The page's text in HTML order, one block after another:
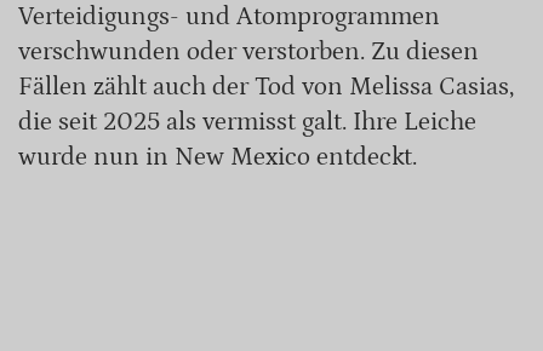
Verteidigungs- und Atomprogrammen
verschwunden oder verstorben. Zu diesen
Fällen zählt auch der Tod von Melissa Casias,
die seit 2025 als vermisst galt. Ihre Leiche
wurde nun in New Mexico entdeckt.